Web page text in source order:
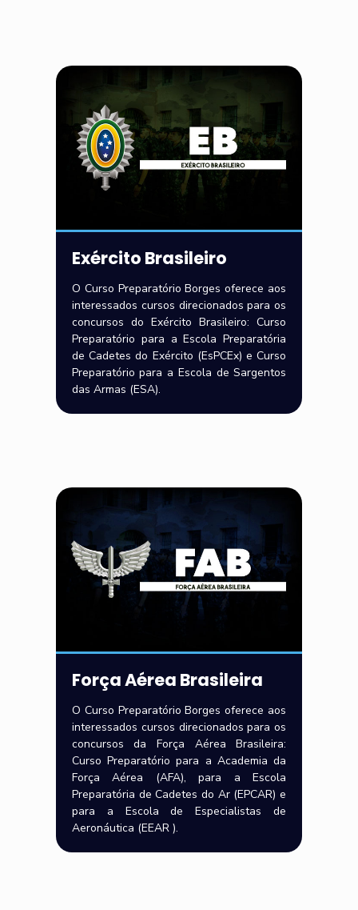
Exército Brasileiro
O Curso Preparatório Borges oferece aos
interessados cursos direcionados para os
concursos do Exército Brasileiro: Curso
Preparatório para a Escola Preparatória
de Cadetes do Exército (EsPCEx) e Curso
Preparatório para a Escola de Sargentos
das Armas (ESA).
Força Aérea Brasileira
O Curso Preparatório Borges oferece aos
interessados cursos direcionados para os
concursos da Força Aérea Brasileira:
Curso Preparatório para a Academia da
Força Aérea (AFA), para a Escola
Preparatória de Cadetes do Ar (EPCAR) e
para a Escola de Especialistas de
Aeronáutica (EEAR ).